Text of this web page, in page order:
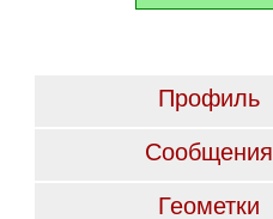
Профиль
Сообщения
Геометки